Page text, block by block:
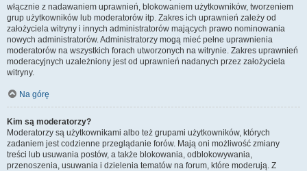
włącznie z nadawaniem uprawnień, blokowaniem użytkowników, tworzeniem
grup użytkowników lub moderatorów itp. Zakres ich uprawnień zależy od
założyciela witryny i innych administratorów mających prawo nominowania
nowych administratorów. Administratorzy mogą mieć pełne uprawnienia
moderatorów na wszystkich forach utworzonych na witrynie. Zakres uprawnień
moderacyjnych uzależniony jest od uprawnień nadanych przez założyciela
witryny.
Na górę
Kim są moderatorzy?
Moderatorzy są użytkownikami albo też grupami użytkowników, których
zadaniem jest codzienne przeglądanie forów. Mają oni możliwość zmiany
treści lub usuwania postów, a także blokowania, odblokowywania,
przenoszenia, usuwania i dzielenia tematów na forum, które moderują. Z